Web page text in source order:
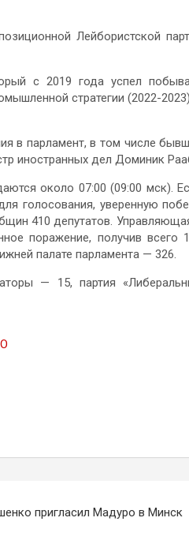
Лейбористской
с 2019 года успел
стратегии (2022-
в парламент, в том числе
иностранных дел Доминик
около 07:00 (09:00 мск).
голосования, уверенную
410 депутатов.
поражение, получив всего
палате парламента — 326.
— 15, партия
пригласил Мадуро в Минск